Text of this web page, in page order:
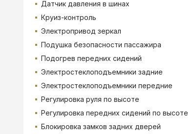
Датчик давления в шинах
Круиз-контроль
Электропривод зеркал
Подушка безопасности пассажира
Подогрев передних сидений
Электростеклоподъемники задние
Электростеклоподъемники передние
Регулировка руля по высоте
Регулировка передних сидений по высоте
Блокировка замков задних дверей